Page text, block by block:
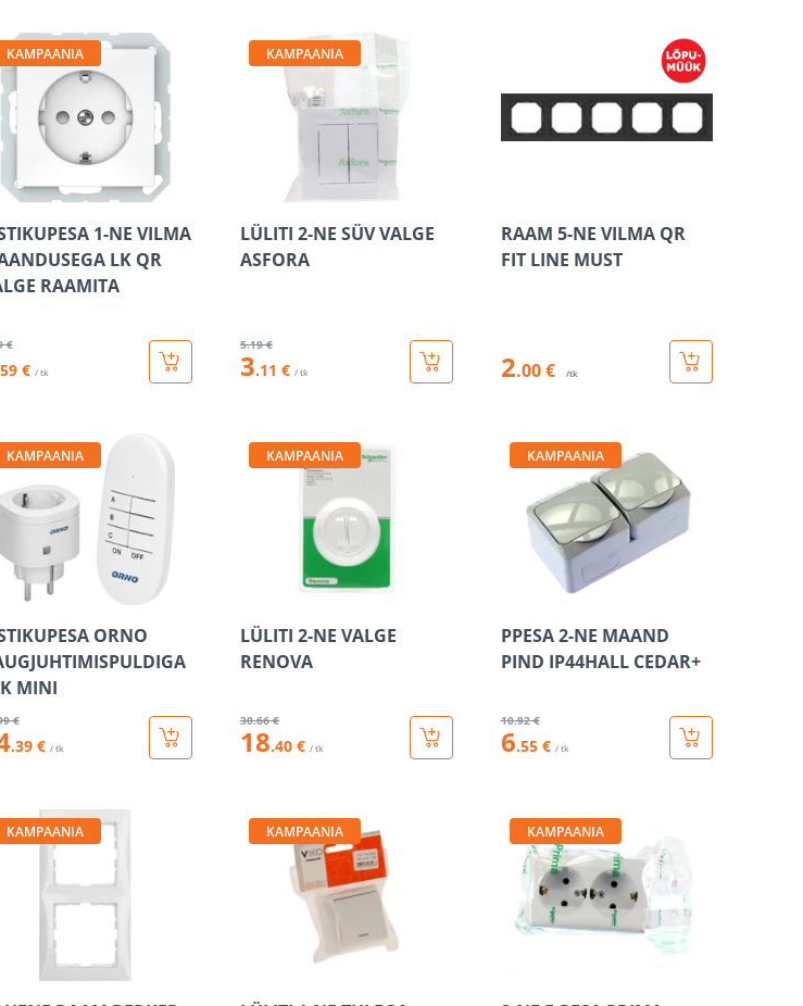
KAMPAANIA
1-NE VILMA
LK QR
RAAMITA
€
€ / tk
KAMPAANIA
LÜLITI 2-NE SÜV VALGE
ASFORA
5.19 €
3.11 € / tk
RAAM 5-NE VILMA QR
FIT LINE MUST
2.00 € /tk
KAMPAANIA
ORNO
MINI
€
.39 € / tk
KAMPAANIA
LÜLITI 2-NE VALGE
RENOVA
30.66 €
18.40 € / tk
KAMPAANIA
PPESA 2-NE MAAND
PIND IP44HALL CEDAR+
10.92 €
6.55 € / tk
KAMPAANIA KAMPAANIA KAMPAANIA